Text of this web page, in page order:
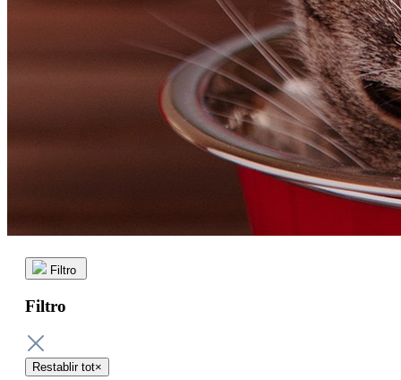
Filtro
Filtro
Restablir tot×